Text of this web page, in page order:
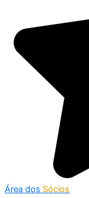
Área dos Sócios